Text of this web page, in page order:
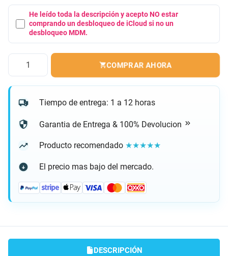
He leído toda la descripción y acepto NO estar
comprando un desbloqueo de iCloud si no un
desbloqueo MDM.
Cantidad
COMPRAR AHORA
Tiempo de entrega: 1 a 12 horas
Garantia de Entrega & 100% Devolucion
Producto recomendado ★★★★★
El precio mas bajo del mercado.
DESCRIPCIÓN